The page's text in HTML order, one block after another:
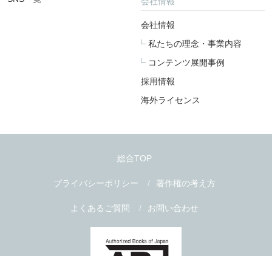
会社情報
私たちの理念・事業内容
コンテンツ展開事例
採用情報
海外ライセンス
総合TOP
プライバシーポリシー 著作権の考え方
よくあるご質問 お問い合わせ